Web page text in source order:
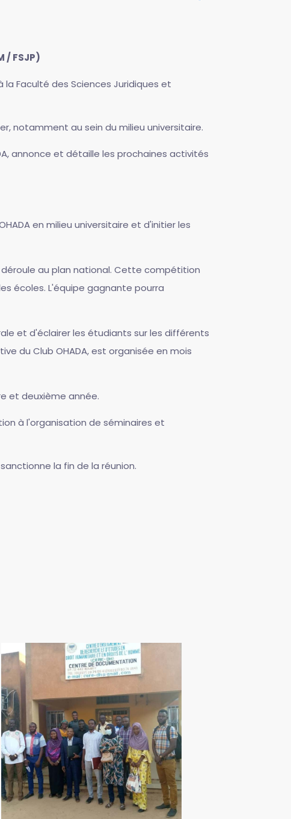
/ FSJP)
la Faculté des Sciences Juridiques et
notamment au sein du milieu universitaire.
annonce et détaille les prochaines activités
en milieu universitaire et d'initier les
déroule au plan national. Cette compétition
écoles. L'équipe gagnante pourra
et d'éclairer les étudiants sur les différents
du Club OHADA, est organisée en mois
et deuxième année.
à l'organisation de séminaires et
la fin de la réunion.